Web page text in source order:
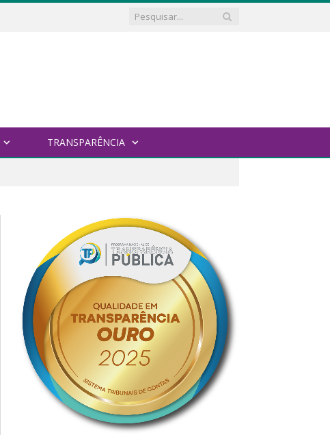
TRANSPARÊNCIA